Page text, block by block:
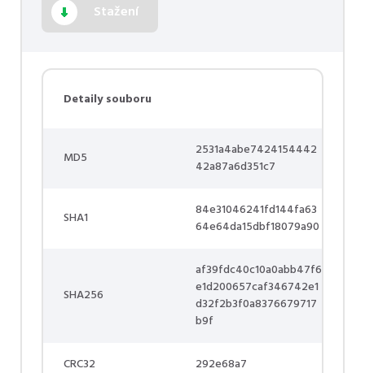
Stažení
Detaily souboru
MD5
2531a4abe7424154442
42a87a6d351c7
SHA1
84e31046241fd144fa63
64e64da15dbf18079a90
SHA256
af39fdc40c10a0abb47f6
e1d200657caf346742e1
d32f2b3f0a8376679717
b9f
CRC32 292e68a7